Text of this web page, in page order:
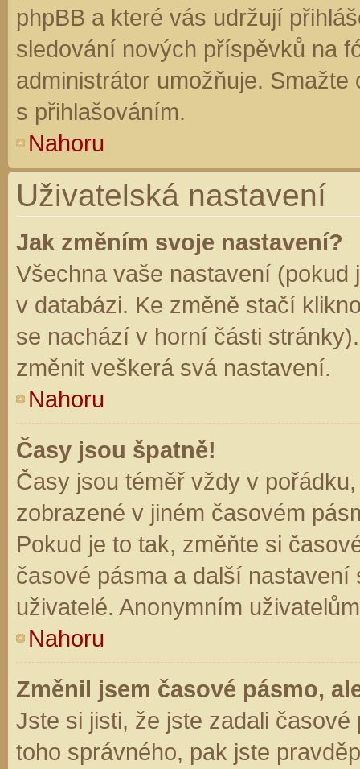
phpBB a které vás udržují
sledování nových příspěvků na
administrátor umožňuje.
s přihlašováním.
Nahoru
Uživatelská nastavení
Jak změním svoje nastavení?
Všechna vaše nastavení (pokud
v databázi. Ke změně stačí
se nachází v horní části
změnit veškerá svá nastavení.
Nahoru
Časy jsou špatně!
Časy jsou téměř vždy v
zobrazené v jiném časovém
Pokud je to tak, změňte si
časové pásma a další
uživatelé. Anonymním
Nahoru
Změnil jsem časové pásmo,
Jste si jisti, že jste zadali
toho správného, pak jste